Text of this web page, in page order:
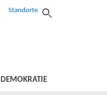
Standorte
DEMOKRATIE